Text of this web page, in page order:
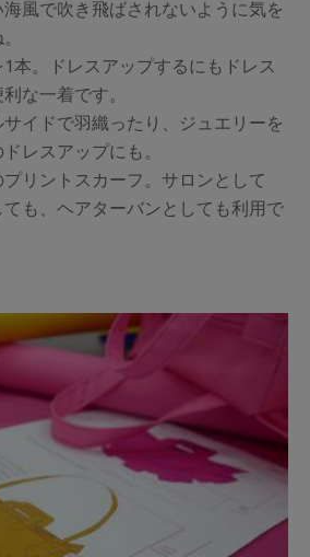
風で吹き飛ばされないように気を
本。ドレスアップするにもドレス
な一着です。
イドで羽織ったり、ジュエリーを
レスアップにも。
リントスカーフ。サロンとして
ても、ヘアターバンとしても利用で